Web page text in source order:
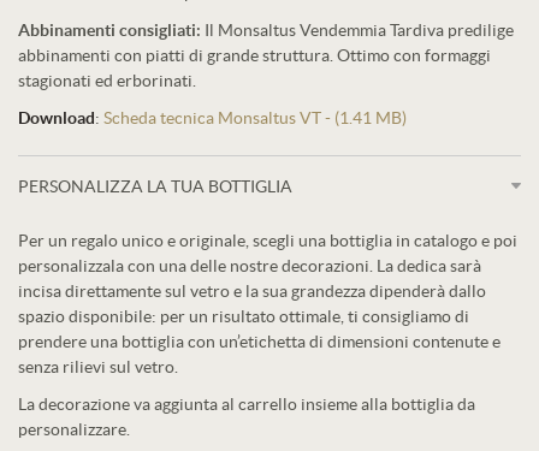
Abbinamenti consigliati: Il Monsaltus Vendemmia Tardiva predilige
abbinamenti con piatti di grande struttura. Ottimo con formaggi
stagionati ed erborinati.
Download: Scheda tecnica Monsaltus VT - (1.41 MB)
PERSONALIZZA LA TUA BOTTIGLIA
Per un regalo unico e originale, scegli una bottiglia in catalogo e poi
personalizzala con una delle nostre decorazioni. La dedica sarà
incisa direttamente sul vetro e la sua grandezza dipenderà dallo
spazio disponibile: per un risultato ottimale, ti consigliamo di
prendere una bottiglia con un’etichetta di dimensioni contenute e
senza rilievi sul vetro.
La decorazione va aggiunta al carrello insieme alla bottiglia da
personalizzare.